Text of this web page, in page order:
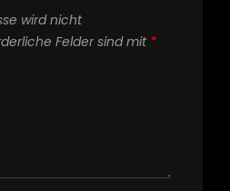
wird nicht
Felder sind mit *